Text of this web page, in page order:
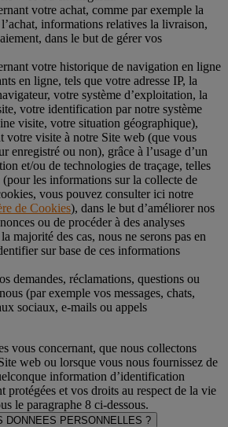
votre achat, comme par exemple la
l’achat, informations relatives la livraison,
dans le but de gérer vos
votre historique de navigation en ligne
en ligne, tels que votre adresse IP, la
votre système d’exploitation, la
votre identification par notre système
visite, votre situation géographique),
votre visite à notre Site web (que vous
enregistré ou non), grâce à l’usage d’un
et/ou de technologies de traçage, telles
(pour les informations sur la collecte de
vous pouvez consulter ici notre
de Cookies), dans le but d’améliorer nos
ou de procéder à des analyses
majorité des cas, nous ne serons pas en
sur base de ces informations
demandes, réclamations, questions ou
(par exemple vos messages, chats,
sociaux, e-mails ou appels
vous concernant, que nous collectons
web ou lorsque vous nous fournissez de
information d’identification
protégées et vos droits au respect de la vie
le paragraphe 8 ci-dessous.
DONNEES PERSONNELLES ?